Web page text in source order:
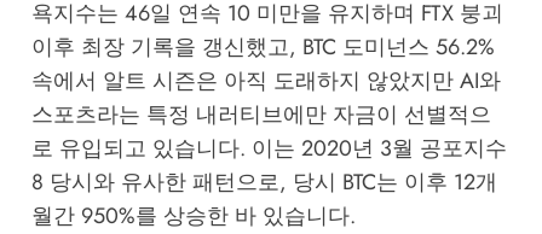
욕지수는 46일 연속 10 미만을 유지하며 FTX 붕괴
이후 최장 기록을 갱신했고, BTC 도미넌스 56.2%
속에서 알트 시즌은 아직 도래하지 않았지만 AI와
스포츠라는 특정 내러티브에만 자금이 선별적으
로 유입되고 있습니다. 이는 2020년 3월 공포지수
8 당시와 유사한 패턴으로, 당시 BTC는 이후 12개
월간 950%를 상승한 바 있습니다.